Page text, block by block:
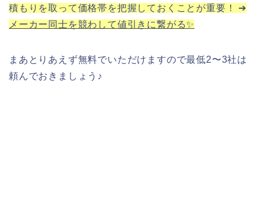
積もりを取って価格帯を把握しておくことが重要！ ➔
メーカー同士を競わして値引きに繋がる✨
まあとりあえず無料でいただけますので最低2〜3社は
頼んでおきましょう♪